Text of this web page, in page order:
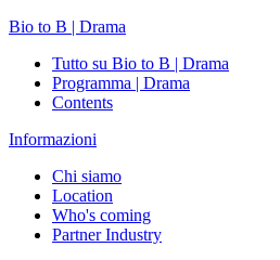
Bio to B | Drama
Tutto su Bio to B | Drama
Programma | Drama
Contents
Informazioni
Chi siamo
Location
Who's coming
Partner Industry